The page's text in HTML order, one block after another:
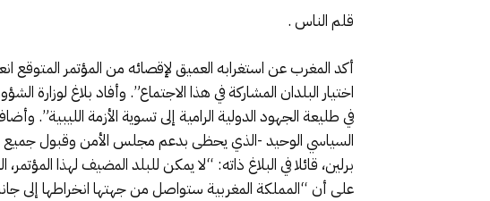
قلم الناس .
اختيار البلدان المشاركة في هذا الاجتماع”. وأفاد بلاغ لوزارة
في طليعة الجهود الدولية الرامية إلى تسوية الأزمة الليبية”.
السياسي الوحيد -الذي يحظى بدعم مجلس الأمن وقبول جميع
برلين، قائلا في البلاغ ذاته: “لا يمكن للبلد المضيف لهذا
على أن “المملكة المغربية ستواصل من جهتها انخراطها إلى